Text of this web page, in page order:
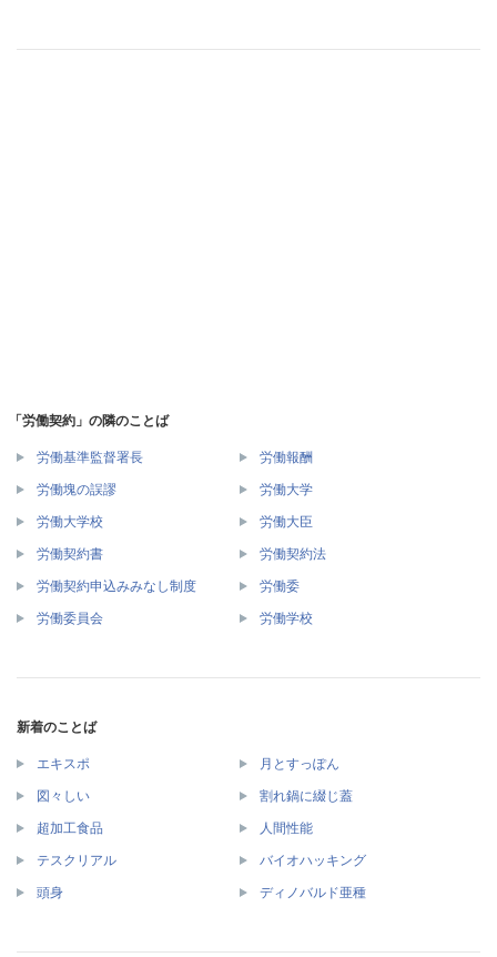
「労働契約」の隣のことば
労働基準監督署長 労働報酬
労働塊の誤謬 労働大学
労働大学校 労働大臣
労働契約書 労働契約法
労働契約申込みみなし制度 労働委
労働委員会 労働学校
新着のことば
エキスポ 月とすっぽん
図々しい 割れ鍋に綴じ蓋
超加工食品 人間性能
テスクリアル バイオハッキング
頭身 ディノバルド亜種